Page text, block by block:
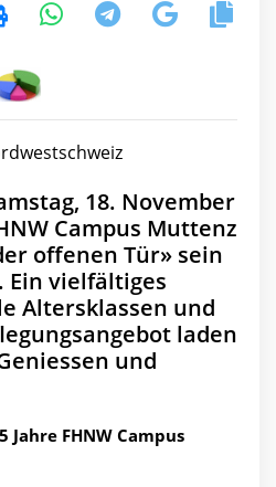
18. November
Campus Muttenz
offenen Tür» sein
Ein vielfältiges
Altersklassen und
laden
und
Jahre FHNW Campus